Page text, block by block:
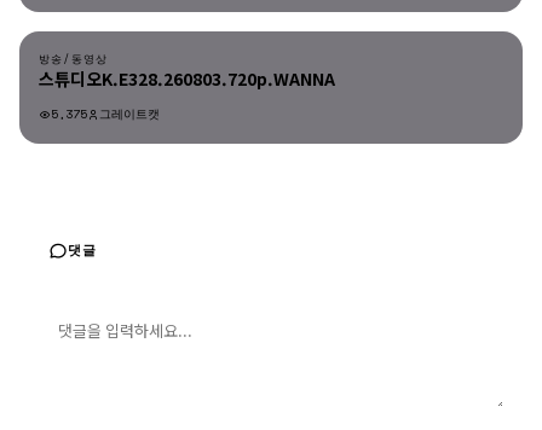
방송/동영상
방송/동영상
스튜디오K.E328.260803.720p.WANNA
5,375 그레이트캣
댓글